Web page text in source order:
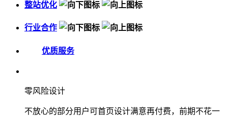
整站优化
行业合作
优质服务
零风险设计
不放心的部分用户可首页设计满意再付费，前期不花一